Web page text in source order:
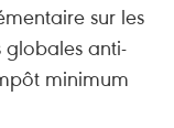
sur les
globales anti-
minimum